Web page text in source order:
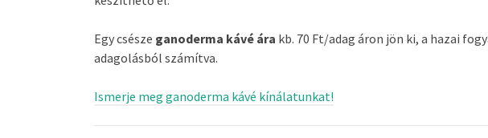
Egy csésze ganoderma kávé ára kb. 70 Ft/adag áron jön ki, a hazai
adagolásból számítva.
Ismerje meg ganoderma kávé kínálatunkat!